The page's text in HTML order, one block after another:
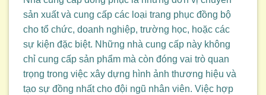
sản xuất và cung cấp các loại trang phục đồng bộ
cho tổ chức, doanh nghiệp, trường học, hoặc các
sự kiện đặc biệt. Những nhà cung cấp này không
chỉ cung cấp sản phẩm mà còn đóng vai trò quan
trọng trong việc xây dựng hình ảnh thương hiệu và
tạo sự đồng nhất cho đội ngũ nhân viên. Việc hợp